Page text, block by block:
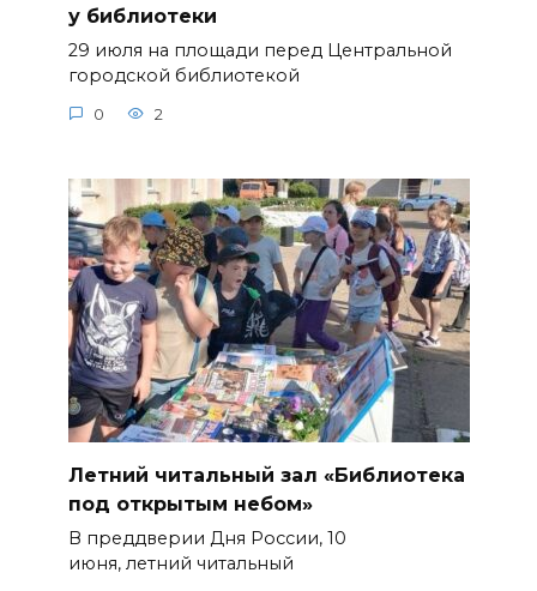
у библиотеки
29 июля на площади перед Центральной
городской библиотекой
0 2
Летний читальный зал «Библиотека
под открытым небом»
В преддверии Дня России, 10
июня, летний читальный